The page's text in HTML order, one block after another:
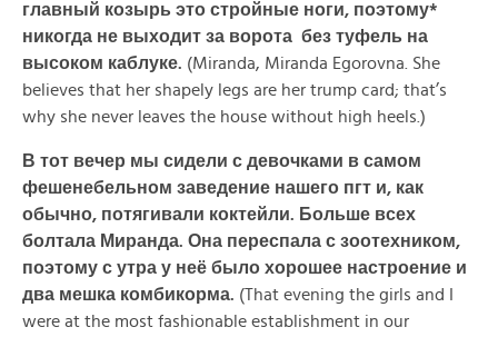
главный козырь это стройные ноги, поэтому*
никогда не выходит за ворота без туфель на
высоком каблуке. (Miranda, Miranda Egorovna. She
believes that her shapely legs are her trump card; that’s
why she never leaves the house without high heels.)
В тот вечер мы сидели с девочками в самом
фешенебельном заведение нашего пгт и, как
обычно, потягивали коктейли. Больше всех
болтала Миранда. Она переспала с зоотехником,
поэтому с утра у неё было хорошее настроение и
два мешка комбикорма. (That evening the girls and I
were at the most fashionable establishment in our